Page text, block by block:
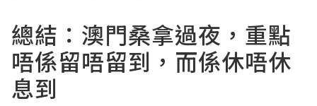
總結：澳門桑拿過夜，重點
唔係留唔留到，而係休唔休
息到